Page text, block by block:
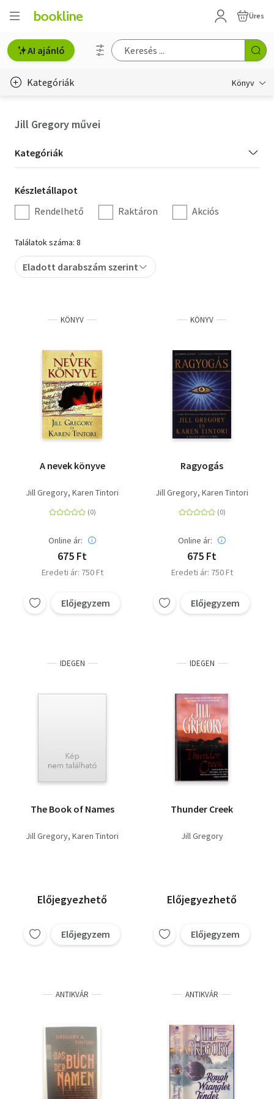
Üres
AI ajánló
Kategóriák Könyv
Hobbi, szabadidő
Irodalom
Művészet
Szakkönyv
Tankönyv, segédkönyv
Társadalomtudomány
Természettudomány
Történelem
Jill Gregory művei
Kategória
szűrés
Kategóriák
Készletállapot
szűrés
Készletállapot
Rendelhető
Raktáron Akciós
Találatok száma: 8
Eladott darabszám szerint
KÖNYV
A nevek könyve
Jill Gregory Karen Tintori
Online ár:
675 Ft
Eredeti ár: 750 Ft
Előjegyzem
KÖNYV
Ragyogás
Jill Gregory Karen Tintori
Online ár:
675 Ft
Eredeti ár: 750 Ft
Előjegyzem
IDEGEN
The Book of Names
Jill Gregory Karen Tintori
Előjegyezhető
Előjegyzem
IDEGEN
Thunder Creek
Jill Gregory
Előjegyezhető
Előjegyzem
ANTIKVÁR ANTIKVÁR